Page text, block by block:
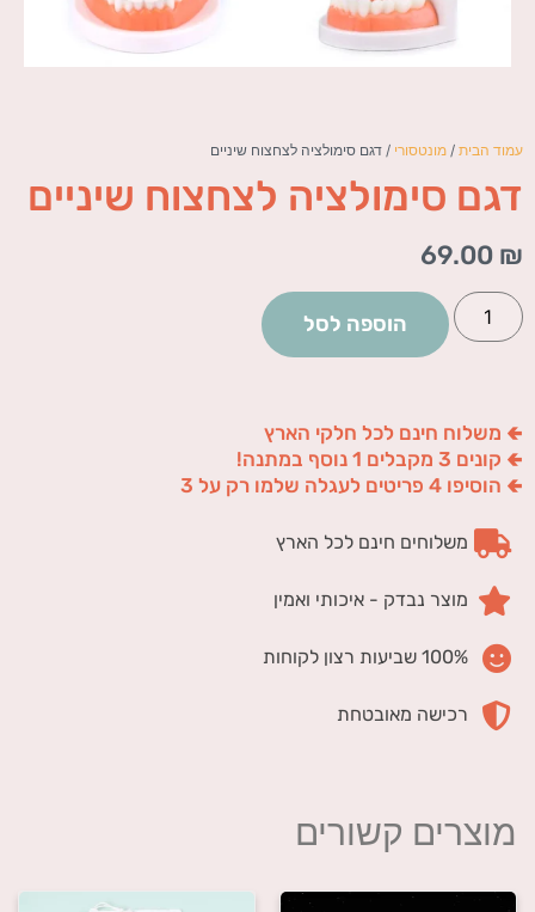
עמוד הבית / מונטסורי / דגם סימולציה לצחצוח שיניים
דגם סימולציה לצחצוח שיניים
69.00 ₪
הוספה לסל
🢀 משלוח חינם לכל חלקי הארץ
🢀 קונים 3 מקבלים 1 נוסף במתנה!
🢀 הוסיפו 4 פריטים לעגלה שלמו רק על 3
משלוחים חינם לכל הארץ
מוצר נבדק - איכותי ואמין
100% שביעות רצון לקוחות
רכישה מאובטחת
מוצרים קשורים